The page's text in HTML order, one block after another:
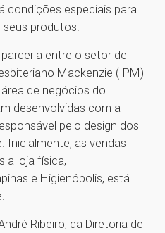
condições especiais para
seus produtos!
entre o setor de
Mackenzie (IPM)
de negócios do
desenvolvidas com a
pelo design dos
Inicialmente, as vendas
a loja física,
e Higienópolis, está
Ribeiro, da Diretoria de